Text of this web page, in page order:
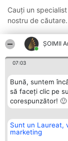
ŞOIMII
07:03
Bună, suntem
să faceți clic pe
corespunzător! 🙂
Sunt un Laureat,
marketing
Cauți un
nostru de
Organizator Ranking
BRIGHT SOLUTIONS BR